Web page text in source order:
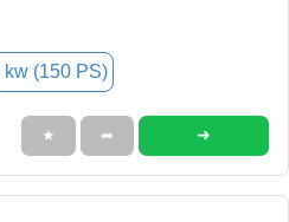
kw (150 PS)
★ ➦ ➜